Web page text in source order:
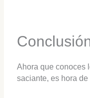
Ahora que conoces
saciante, es hora